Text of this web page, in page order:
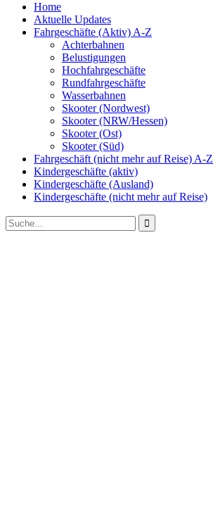
Home
Aktuelle Updates
Fahrgeschäfte (Aktiv) A-Z
Achterbahnen
Belustigungen
Hochfahrgeschäfte
Rundfahrgeschäfte
Wasserbahnen
Skooter (Nordwest)
Skooter (NRW/Hessen)
Skooter (Ost)
Skooter (Süd)
Fahrgeschäft (nicht mehr auf Reise) A-Z
Kindergeschäfte (aktiv)
Kindergeschäfte (Ausland)
Kindergeschäfte (nicht mehr auf Reise)